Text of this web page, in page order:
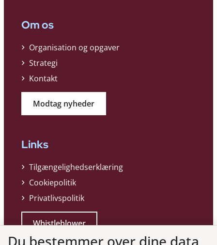
Om os
Organisation og opgaver
Strategi
Kontakt
Modtag nyheder
Links
Tilgængelighedserklæring
Cookiepolitik
Privatlivspolitik
Whistleblower
Du bestemmer over dine data